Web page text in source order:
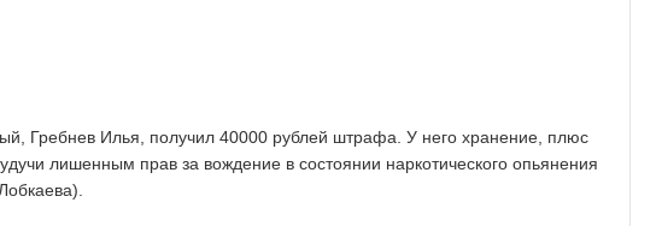
Гребнев Илья, получил 40000 рублей штрафа. У него хранение, плюс
лишенным прав за вождение в состоянии наркотического опьянения